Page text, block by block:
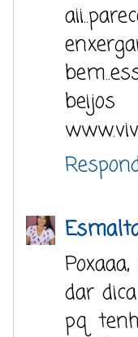
beijos
dar
pq